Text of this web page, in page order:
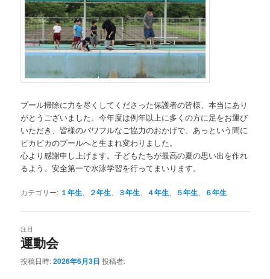
プール掃除に力を尽くしてくださった保護者の皆様、本当にあり
がとうございました。今年度は例年以上に多くの方に足をお運び
いただき、皆様のパワフルなご協力のおかげで、あっという間に
ピカピカのプールへと生まれ変わりました。
心より感謝申し上げます。子どもたちが最高の夏の思い出を作れ
るよう、安全第一で水泳学習を行ってまいります。
カテゴリー: １年生、 ２年生、 ３年生、 ４年生、 ５年生、 ６年生
運動会
注目
投稿日時:2026年6月3日 投稿者: